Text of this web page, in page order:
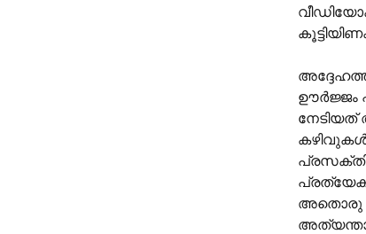
ഊർജ്ജം
നേടിയത്
അതൊരു